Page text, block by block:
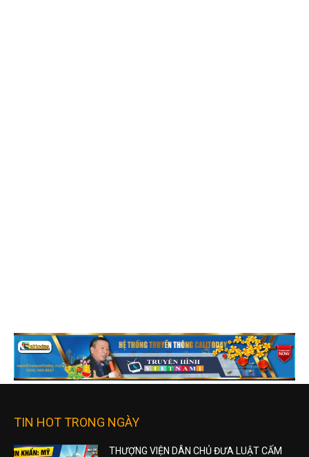
TIN HOT TRONG NGÀY
THƯỢNG VIỆN DÂN CHỦ ĐƯA LUẬT CẤM